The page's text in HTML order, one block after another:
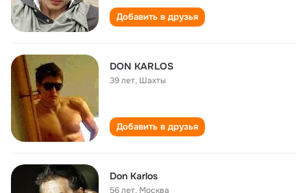
Добавить в друзья
DON KARLOS
39 лет, Шахты
Добавить в друзья
Don Karlos
56 лет, Москва